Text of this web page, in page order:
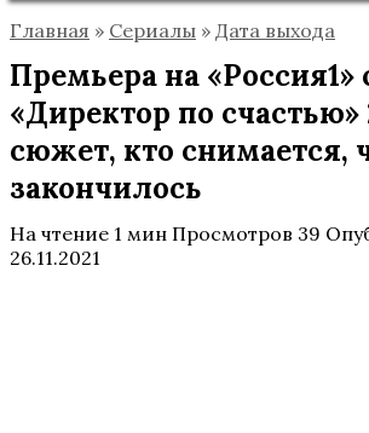
Главная » Сериалы » Дата выхода
Премьера на «Россия1»
«Директор по счастью»
сюжет, кто снимается,
закончилось
На чтение 1 мин Просмотров 39
26.11.2021